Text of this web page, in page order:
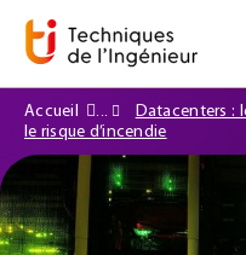
Accueil
Datacenters :
le risque d’incendie